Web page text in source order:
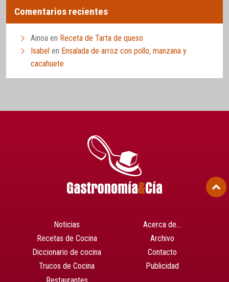
Comentarios recientes
Ainoa en Receta de Tarta de queso
Isabel en Ensalada de arroz con pollo, manzana y
cacahuete
Noticias
Recetas de Cocina
Diccionario de cocina
Trucos de Cocina
Acerca de…
Archivo
Contacto
Publicidad